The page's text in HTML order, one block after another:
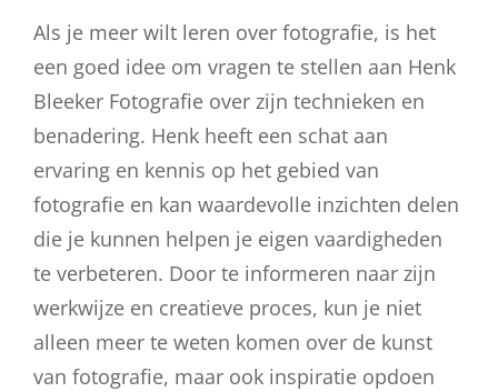
Als je meer wilt leren over fotografie, is het
een goed idee om vragen te stellen aan Henk
Bleeker Fotografie over zijn technieken en
benadering. Henk heeft een schat aan
ervaring en kennis op het gebied van
fotografie en kan waardevolle inzichten delen
die je kunnen helpen je eigen vaardigheden
te verbeteren. Door te informeren naar zijn
werkwijze en creatieve proces, kun je niet
alleen meer te weten komen over de kunst
van fotografie, maar ook inspiratie opdoen